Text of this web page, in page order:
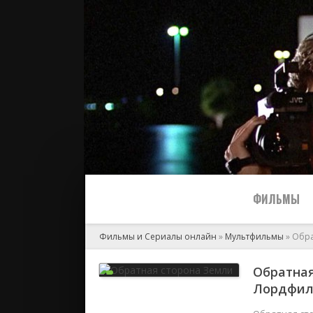
ФИЛЬМЫ
2024
Фильмы и Сериалы онлайн » Мультфильмы »